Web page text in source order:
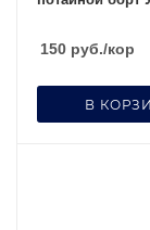
150 руб./кор
В